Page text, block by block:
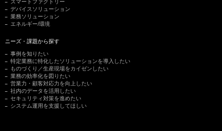
スマートファクトリー
デバイスソリューション
業務ソリューション
エネルギー/環境
ニーズ・課題から探す
事例を知りたい
特定業務に特化したソリューションを導入したい
ものづくり／生産現場をカイゼンしたい
業務の効率化を図りたい
営業力・顧客対応力を向上したい
社内のデータを活用したい
セキュリティ対策を進めたい
システム運用を支援してほしい